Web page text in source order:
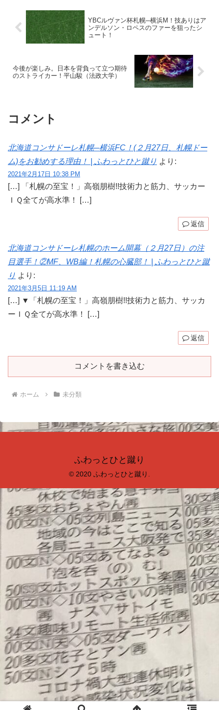
YBCルヴァン杯札幌─横浜M！技ありはア
ンデルソン・ロペスのファーを狙ったシ
ュート！
今後が楽しみ。日本を背負って立つ期待
のストライカー！平山駿（法政大学）
コメント
北海道コンサドーレ札幌─横浜FC！(２月27日、札幌ドー
ム)をお勧めする理由！ | ふわっとひと蹴り より:
2021年2月17日 10:38 PM
[…] 「札幌の至宝！」高嶺朋樹!!技術力と筋力、サッカー
ＩＱ全てが高水準！ […]
返信
北海道コンサドーレ札幌のホーム開幕（２月27日）の注
目選手！②MF、WB編！札幌の心臓部！ | ふわっとひと蹴
り より:
2021年3月5日 11:19 AM
[…] ▼「札幌の至宝！」高嶺朋樹!!技術力と筋力、サッカ
ーＩＱ全てが高水準！ […]
返信
コメントを書き込む
ホーム 未分類
ふわっとひと蹴り
© 2020 ふわっとひと蹴り.